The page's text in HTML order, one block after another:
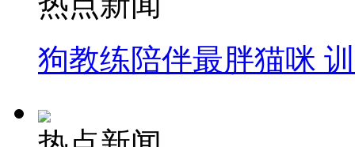
狗教练陪伴最胖猫咪